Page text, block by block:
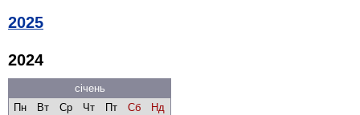
2025
2024
січень
Пн
Вт Ср Чт Пт Сб
Нд